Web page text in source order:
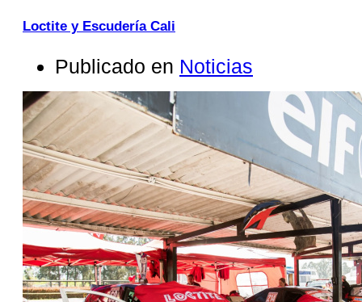
Loctite y Escudería Cali
Publicado en Noticias